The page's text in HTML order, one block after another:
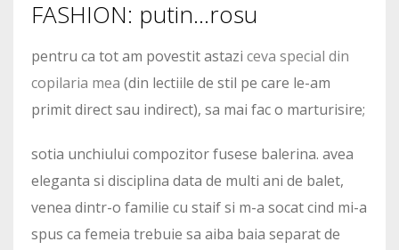
FASHION: putin…rosu
pentru ca tot am povestit astazi ceva special din
copilaria mea (din lectiile de stil pe care le-am
primit direct sau indirect), sa mai fac o marturisire;
sotia unchiului compozitor fusese balerina. avea
eleganta si disciplina data de multi ani de balet,
venea dintr-o familie cu staif si m-a socat cind mi-a
spus ca femeia trebuie sa aiba baia separat de